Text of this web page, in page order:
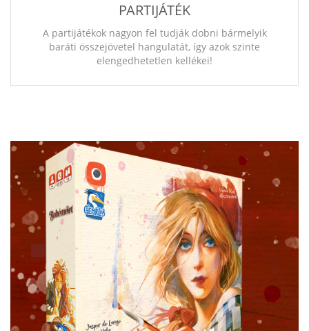
PARTIJÁTÉK
A partijátékok nagyon fel tudják dobni bármelyik
baráti összejövetel hangulatát, így azok szinte
elengedhetetlen kellékei!